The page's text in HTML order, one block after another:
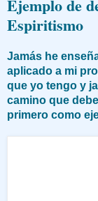
Ejemplo de
Espiritismo
Jamás he
aplicado a mi
que yo tengo y
camino que
primero como